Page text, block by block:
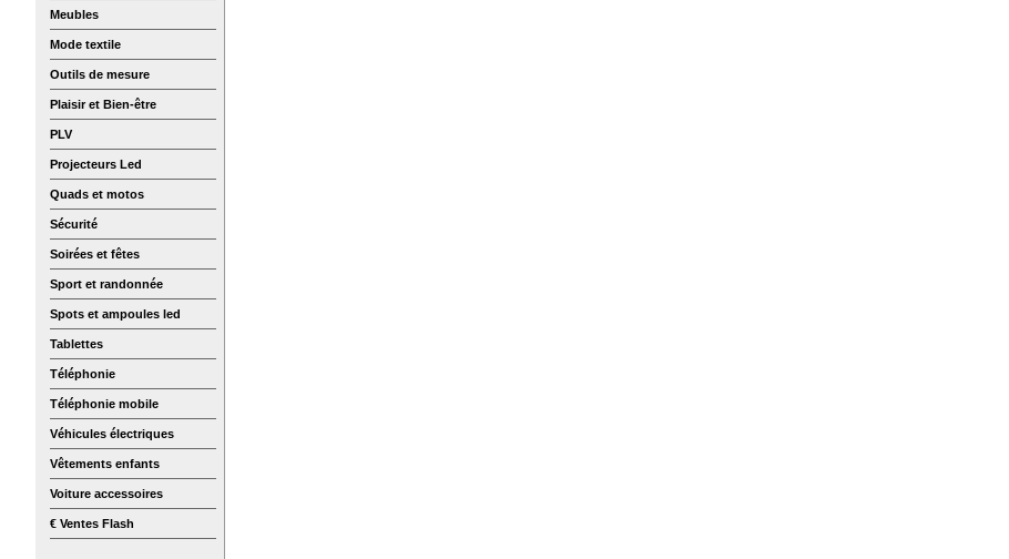
Meubles
Mode textile
Outils de mesure
Plaisir et Bien-être
PLV
Projecteurs Led
Quads et motos
Sécurité
Soirées et fêtes
Sport et randonnée
Spots et ampoules led
Tablettes
Téléphonie
Téléphonie mobile
Véhicules électriques
Vêtements enfants
Voiture accessoires
€ Ventes Flash